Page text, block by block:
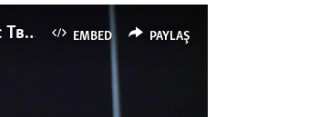
EMBED PAYLAŞ
Как украинские "беркутовцы" с Майдана стали ОМОНом с Тверской